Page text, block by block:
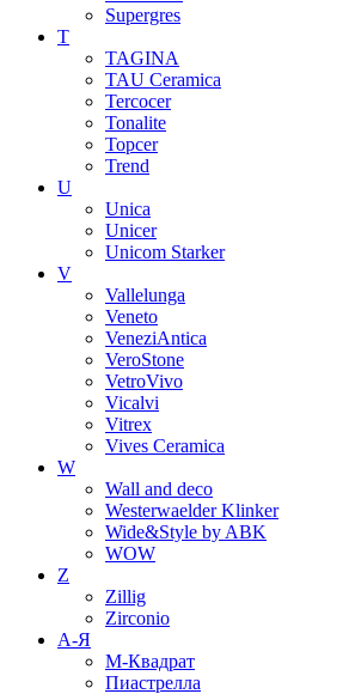
Supergres
T
TAGINA
TAU Ceramica
Tercocer
Tonalite
Topcer
Trend
U
Unica
Unicer
Unicom Starker
V
Vallelunga
Veneto
VeneziAntica
VeroStone
VetroVivo
Vicalvi
Vitrex
Vives Ceramica
W
Wall and deco
Westerwaelder Klinker
Wide&Style by ABK
WOW
Z
Zillig
Zirconio
А-Я
М-Квадрат
Пиастрелла